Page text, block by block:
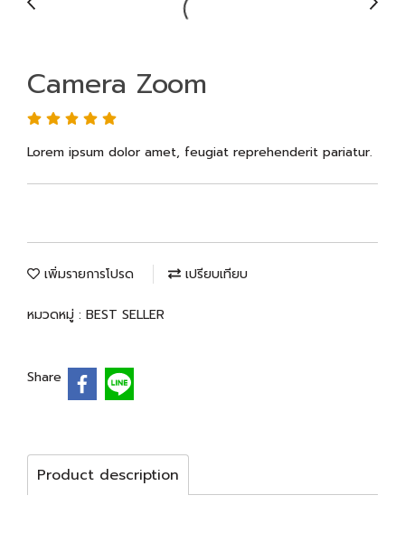
Camera Zoom
Lorem ipsum dolor amet, feugiat reprehenderit pariatur.
เพิ่มรายการโปรด เปรียบเทียบ
หมวดหมู่ : BEST SELLER
Share
Product description